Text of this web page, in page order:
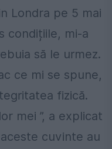
Londra pe 5 mai
condițiile, mi-a
să le urmez.
ce mi se spune,
fizică.
mei ”, a explicat
cuvinte au